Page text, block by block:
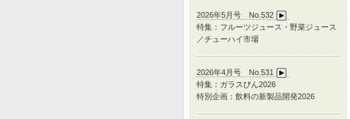
2026年5月号 No.532
特集：フルーツジュース・野菜ジュース
／チューハイ市場
2026年4月号 No.531
特集：ガラスびん2026
特別企画：飲料の新製品開発2026